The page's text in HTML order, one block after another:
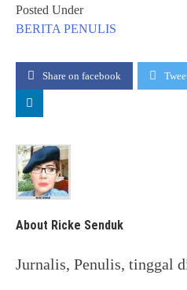
Posted Under
BERITA PENULIS
Share on facebook
About Ricke Senduk
Jurnalis, Penulis, tinggal